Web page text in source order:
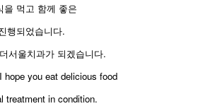
을 먹고 함께 좋은
행되었습니다.
서울치과가 되겠습니다.
you eat delicious food
treatment in condition.